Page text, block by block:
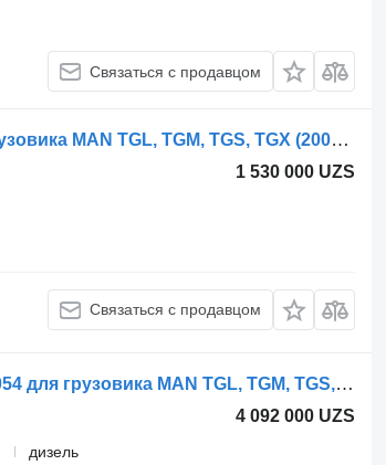
Связаться с продавцом
Шланг кондиционера MAN 51.51201-5030 для грузовика MAN TGL, TGM, TGS, TGX (2005-2021)
1 530 000 UZS
Связаться с продавцом
Cabin Air Filter Housing assembly Behr 81619106054 для грузовика MAN TGL, TGM, TGS, TGX (2005-2021)
4 092 000 UZS
дизель